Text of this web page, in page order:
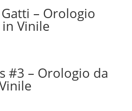
– Orologio
Vinile
#3 – Orologio da